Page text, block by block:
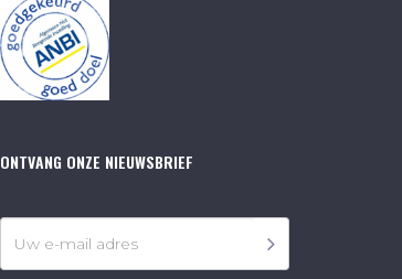
ONTVANG ONZE NIEUWSBRIEF